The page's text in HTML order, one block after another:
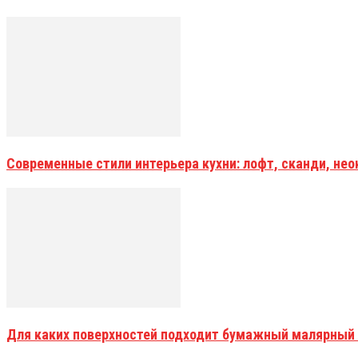
Современные стили интерьера кухни: лофт, сканди,
Для каких поверхностей подходит бумажный малярный